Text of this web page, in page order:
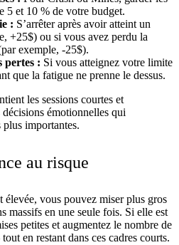
5 et 10 % de votre budget.
: S’arrêter après avoir atteint un
+25$) ou si vous avez perdu la
exemple, -25$).
pertes : Si vous atteignez votre limite
que la fatigue ne prenne le dessus.
les sessions courtes et
émotionnelles qui
plus importantes.
au risque
élevée, vous pouvez miser plus gros
massifs en une seule fois. Si elle est
petites et augmentez le nombre de
en restant dans ces cadres courts.